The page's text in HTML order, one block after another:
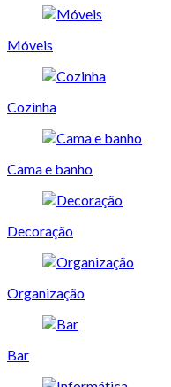
Móveis
Cozinha
Cama e banho
Decoração
Organização
Bar